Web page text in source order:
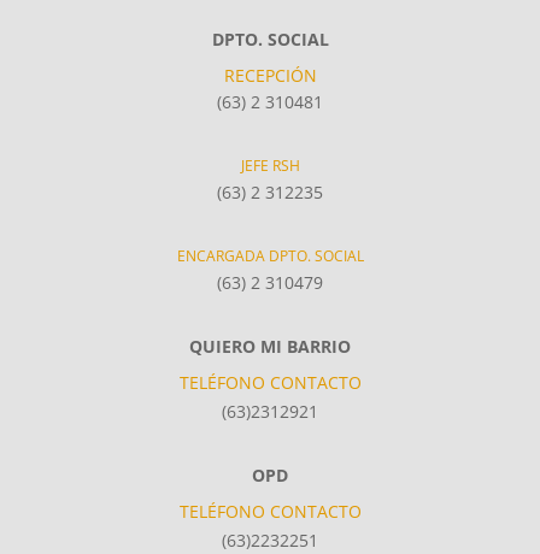
DPTO. SOCIAL
RECEPCIÓN
(63) 2 310481
JEFE RSH
(63) 2 312235
ENCARGADA DPTO. SOCIAL
(63) 2 310479
QUIERO MI BARRIO
TELÉFONO CONTACTO
(63)2312921
OPD
TELÉFONO CONTACTO
(63)2232251